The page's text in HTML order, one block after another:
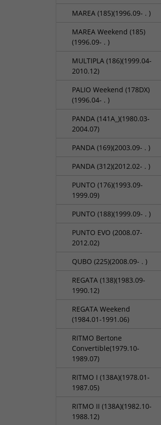
MAREA (185)(1996.09- . )
MAREA Weekend (185)
(1996.09- . )
MULTIPLA (186)(1999.04-
2010.12)
PALIO Weekend (178DX)
(1996.04- . )
PANDA (141A_)(1980.03-
2004.07)
PANDA (169)(2003.09- . )
PANDA (312)(2012.02- . )
PUNTO (176)(1993.09-
1999.09)
PUNTO (188)(1999.09- . )
PUNTO EVO (2008.07-
2012.02)
QUBO (225)(2008.09- . )
REGATA (138)(1983.09-
1990.12)
REGATA Weekend
(1984.01-1991.06)
RITMO Bertone
Convertible(1979.10-
1989.07)
RITMO I (138A)(1978.01-
1987.05)
RITMO II (138A)(1982.10-
1988.12)